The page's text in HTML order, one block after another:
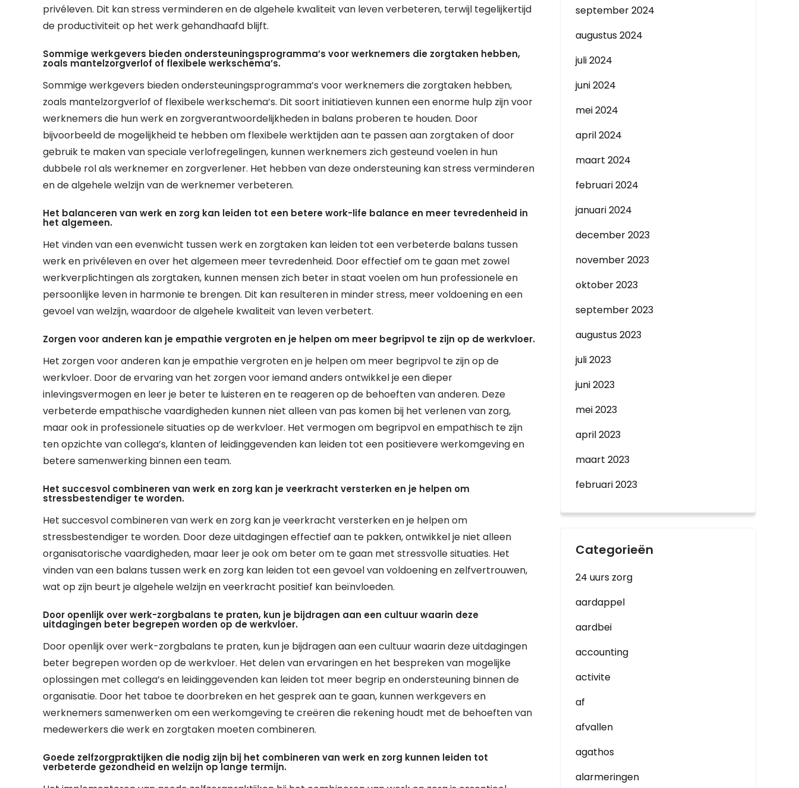
privéleven. Dit kan stress verminderen en de algehele kwaliteit van leven verbeteren, terwijl tegelijkertijd
de productiviteit op het werk gehandhaafd blijft.
Sommige werkgevers bieden ondersteuningsprogramma’s voor werknemers die zorgtaken hebben,
zoals mantelzorgverlof of flexibele werkschema’s.
Sommige werkgevers bieden ondersteuningsprogramma’s voor werknemers die zorgtaken hebben,
zoals mantelzorgverlof of flexibele werkschema’s. Dit soort initiatieven kunnen een enorme hulp zijn voor
werknemers die hun werk en zorgverantwoordelijkheden in balans proberen te houden. Door
bijvoorbeeld de mogelijkheid te hebben om flexibele werktijden aan te passen aan zorgtaken of door
gebruik te maken van speciale verlofregelingen, kunnen werknemers zich gesteund voelen in hun
dubbele rol als werknemer en zorgverlener. Het hebben van deze ondersteuning kan stress verminderen
en de algehele welzijn van de werknemer verbeteren.
Het balanceren van werk en zorg kan leiden tot een betere work-life balance en meer tevredenheid in
het algemeen.
Het vinden van een evenwicht tussen werk en zorgtaken kan leiden tot een verbeterde balans tussen
werk en privéleven en over het algemeen meer tevredenheid. Door effectief om te gaan met zowel
werkverplichtingen als zorgtaken, kunnen mensen zich beter in staat voelen om hun professionele en
persoonlijke leven in harmonie te brengen. Dit kan resulteren in minder stress, meer voldoening en een
gevoel van welzijn, waardoor de algehele kwaliteit van leven verbetert.
Zorgen voor anderen kan je empathie vergroten en je helpen om meer begripvol te zijn op de werkvloer.
Het zorgen voor anderen kan je empathie vergroten en je helpen om meer begripvol te zijn op de
werkvloer. Door de ervaring van het zorgen voor iemand anders ontwikkel je een dieper
inlevingsvermogen en leer je beter te luisteren en te reageren op de behoeften van anderen. Deze
verbeterde empathische vaardigheden kunnen niet alleen van pas komen bij het verlenen van zorg,
maar ook in professionele situaties op de werkvloer. Het vermogen om begripvol en empathisch te zijn
ten opzichte van collega’s, klanten of leidinggevenden kan leiden tot een positievere werkomgeving en
betere samenwerking binnen een team.
Het succesvol combineren van werk en zorg kan je veerkracht versterken en je helpen om
stressbestendiger te worden.
Het succesvol combineren van werk en zorg kan je veerkracht versterken en je helpen om
stressbestendiger te worden. Door deze uitdagingen effectief aan te pakken, ontwikkel je niet alleen
organisatorische vaardigheden, maar leer je ook om beter om te gaan met stressvolle situaties. Het
vinden van een balans tussen werk en zorg kan leiden tot een gevoel van voldoening en zelfvertrouwen,
wat op zijn beurt je algehele welzijn en veerkracht positief kan beïnvloeden.
Door openlijk over werk-zorgbalans te praten, kun je bijdragen aan een cultuur waarin deze
uitdagingen beter begrepen worden op de werkvloer.
Door openlijk over werk-zorgbalans te praten, kun je bijdragen aan een cultuur waarin deze uitdagingen
beter begrepen worden op de werkvloer. Het delen van ervaringen en het bespreken van mogelijke
oplossingen met collega’s en leidinggevenden kan leiden tot meer begrip en ondersteuning binnen de
organisatie. Door het taboe te doorbreken en het gesprek aan te gaan, kunnen werkgevers en
werknemers samenwerken om een werkomgeving te creëren die rekening houdt met de behoeften van
medewerkers die werk en zorgtaken moeten combineren.
Goede zelfzorgpraktijken die nodig zijn bij het combineren van werk en zorg kunnen leiden tot
verbeterde gezondheid en welzijn op lange termijn.
september 2024
augustus 2024
juli 2024
juni 2024
mei 2024
april 2024
maart 2024
februari 2024
januari 2024
december 2023
november 2023
oktober 2023
september 2023
augustus 2023
juli 2023
juni 2023
mei 2023
april 2023
maart 2023
februari 2023
Categorieën
24 uurs zorg
aardappel
aardbei
accounting
activite
af
afvallen
agathos
alarmeringen